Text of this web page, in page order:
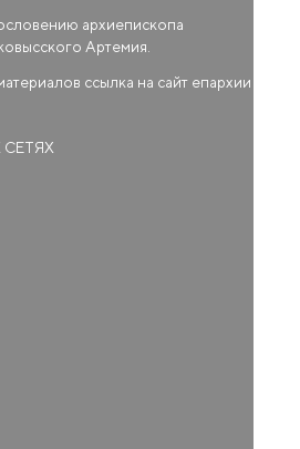
архиепископа
Артемия.
ссылка на сайт епархии